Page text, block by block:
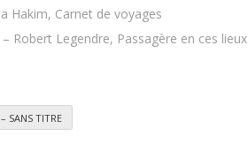
Hakim, Carnet de voyages
Robert Legendre, Passagère en ces lieux
SANS TITRE